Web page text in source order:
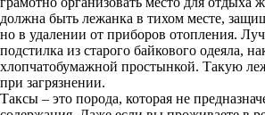
должна быть лежанка в тихом месте,
но в удалении от приборов отопления.
подстилка из старого байкового одеяла,
хлопчатобумажной простынкой. Такую
при загрязнении.
Таксы – это порода, которая не